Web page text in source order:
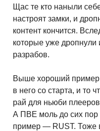
Щас те кто наныли
настроят замки, и
контент кончится.
которые уже дропнули
разрабов.
Выше хороший пример
в него со старта, и то
рай для ньюби
А ПВЕ моль до сих пор
пример — RUST. Тоже